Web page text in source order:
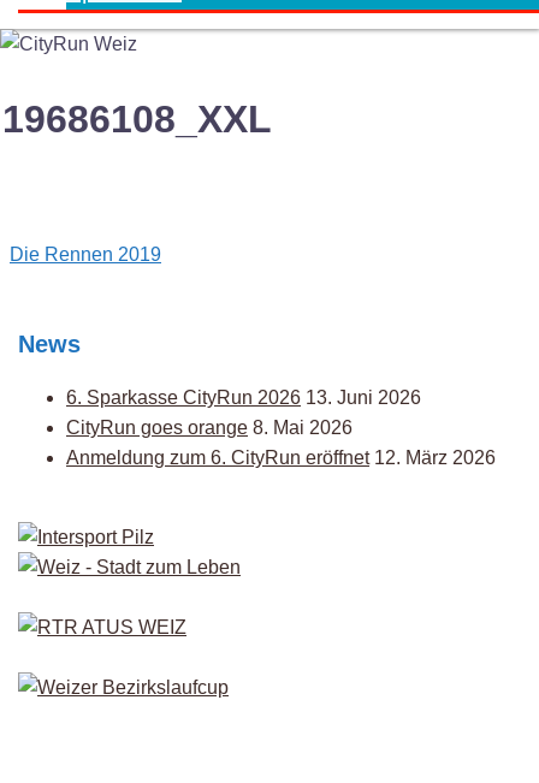
19686108_XXL
Post
Die Rennen 2019
News
6. Sparkasse CityRun 2026 13. Juni 2026
CityRun goes orange 8. Mai 2026
Anmeldung zum 6. CityRun eröffnet 12. März 2026